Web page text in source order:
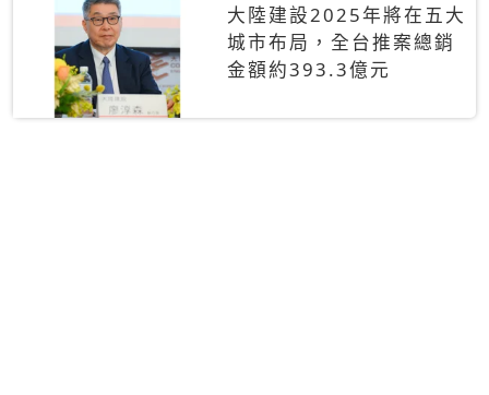
大陸建設2025年將在五大
城市布局，全台推案總銷
金額約393.3億元